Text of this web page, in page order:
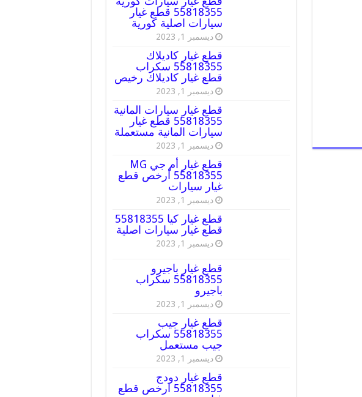
55818355 قطع غيار
سيارات اصلية كورية
ديسمبر 1, 2023
قطع غيار كاديلاك
55818355 سكراب
قطع غيار كاديلاك رخيص
ديسمبر 1, 2023
قطع غيار سيارات المانية
55818355 قطع غيار
سيارات المانية مستعملة
ديسمبر 1, 2023
قطع غيار أم جي MG
55818355 أرخص قطع
غيار سيارات
ديسمبر 1, 2023
قطع غيار كيا 55818355
قطع غيار سيارات اصلية
ديسمبر 1, 2023
قطع غيار باجيرو
55818355 سكراب
باجيرو
ديسمبر 1, 2023
قطع غيار جيب
55818355 سكراب
جيب مستعمل
ديسمبر 1, 2023
قطع غيار دودج
55818355 ارخص قطع